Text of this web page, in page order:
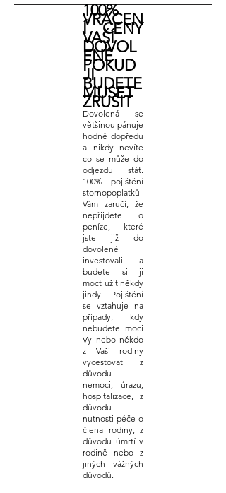
100%
VRÁCEN
Í CENY
VAŠÍ
DOVOL
ENÉ
POKUD
JI
BUDETE
MUSET
ZRUŠIT
Dovolená se
většinou pánuje
hodně dopředu
a nikdy nevíte
co se může do
odjezdu stát.
100% pojištění
stornopoplatků
Vám zaručí, že
nepřijdete o
peníze, které
jste již do
dovolené
investovali a
budete si ji
moct užít někdy
jindy. Pojištění
se vztahuje na
případy, kdy
nebudete moci
Vy nebo někdo
z Vaší rodiny
vycestovat z
důvodu
nemoci, úrazu,
hospitalizace, z
důvodu
nutnosti péče o
člena rodiny, z
důvodu úmrtí v
rodině nebo z
jiných vážných
důvodů.